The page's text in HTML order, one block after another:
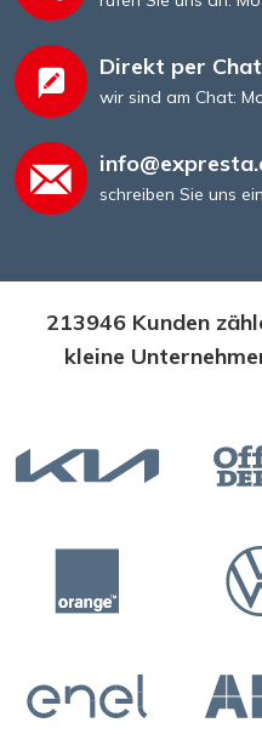
Direkt per Chat
wir sind am Chat:
schreiben Sie uns
213946 Kunden
kleine